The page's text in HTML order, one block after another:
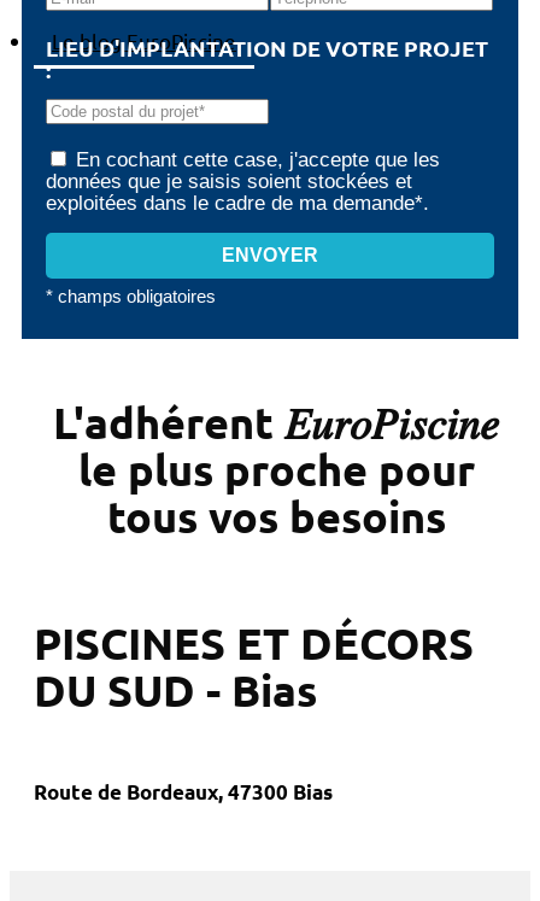
Le blog EuroPiscine
LIEU D'IMPLANTATION DE VOTRE PROJET
:
En cochant cette case, j'accepte que les
données que je saisis soient stockées et
exploitées dans le cadre de ma demande*.
* champs obligatoires
L'adhérent 𝐸𝑢𝑟𝑜𝑃𝑖𝑠𝑐𝑖𝑛𝑒
le plus proche pour
tous vos besoins
PISCINES ET DÉCORS
DU SUD - Bias
Route de Bordeaux, 47300 Bias